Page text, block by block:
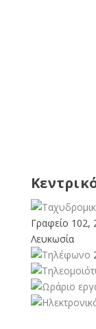
Γραφείο 102,
Λευκωσία